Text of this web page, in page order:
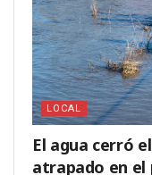
LOCAL
El agua cerró
atrapado en el